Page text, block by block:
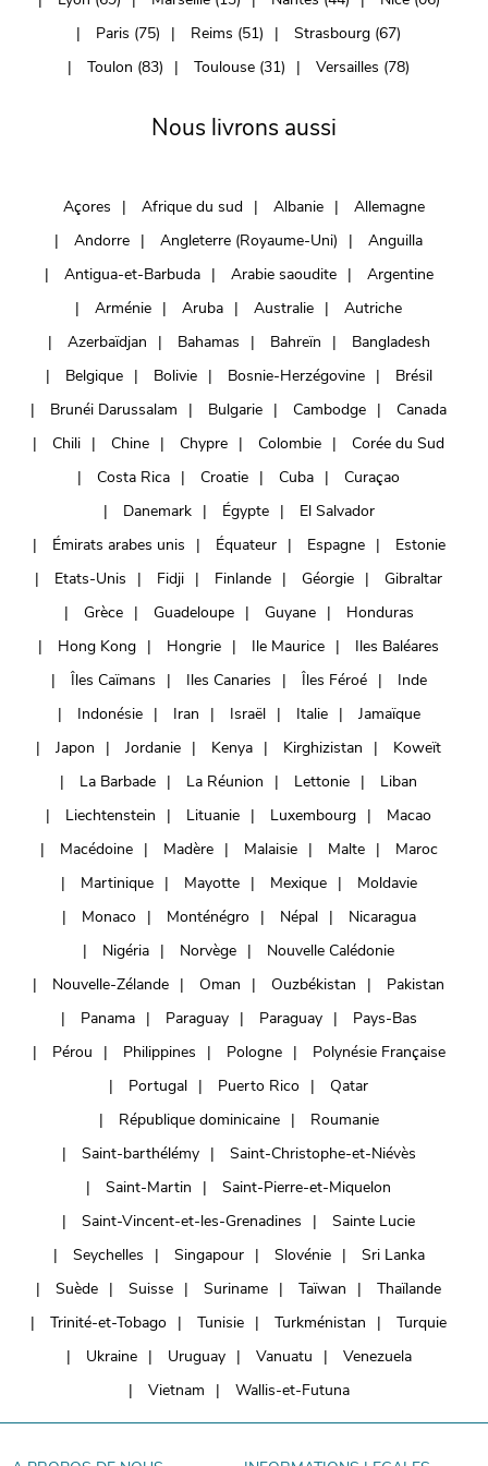
Paris (75)
Reims (51)
Strasbourg (67)
Toulon (83)
Toulouse (31) Versailles (78)
Nous livrons aussi
Açores Afrique du sud Albanie
Allemagne
Andorre
Angleterre (Royaume-Uni)
Anguilla
Antigua-et-Barbuda
Arabie saoudite
Argentine
Arménie
Aruba Australie
Autriche
Azerbaïdjan
Bahamas Bahreïn
Bangladesh
Belgique
Bolivie Bosnie-Herzégovine
Brésil
Brunéi Darussalam
Bulgarie Cambodge
Canada
Chili
Chine Chypre Colombie
Corée du Sud
Costa Rica
Croatie Cuba
Curaçao
Danemark
Égypte
El Salvador
Émirats arabes unis
Équateur Espagne
Estonie
Etats-Unis
Fidji Finlande Géorgie
Gibraltar
Grèce
Guadeloupe Guyane
Honduras
Hong Kong
Hongrie Ile Maurice
Iles Baléares
Îles Caïmans
Iles Canaries Îles Féroé
Inde
Indonésie
Iran Israël Italie
Jamaïque
Japon
Jordanie Kenya Kirghizistan
Koweït
La Barbade
La Réunion Lettonie
Liban
Liechtenstein
Lituanie Luxembourg
Macao
Macédoine
Madère Malaisie Malte
Maroc
Martinique
Mayotte Mexique
Moldavie
Monaco
Monténégro Népal
Nicaragua
Nigéria
Norvège
Nouvelle Calédonie
Nouvelle-Zélande
Oman Ouzbékistan
Pakistan
Panama
Paraguay Paraguay
Pays-Bas
Pérou
Philippines Pologne
Polynésie Française
Portugal
Puerto Rico
Qatar
République dominicaine
Roumanie
Saint-barthélémy
Saint-Christophe-et-Niévès
Saint-Martin
Saint-Pierre-et-Miquelon
Saint-Vincent-et-les-Grenadines
Sainte Lucie
Seychelles
Singapour Slovénie
Sri Lanka
Suède
Suisse Suriname Taïwan
Thaïlande
Trinité-et-Tobago
Tunisie Turkménistan
Turquie
Ukraine
Uruguay Vanuatu
Venezuela
Vietnam
Wallis-et-Futuna